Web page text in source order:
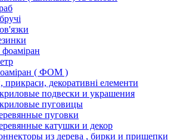
( ФОМ )
прикраси, декоративні елементи
подвески и украшения
пуговицы
пуговки
катушки и декор
из дерева , бирки и прищепки